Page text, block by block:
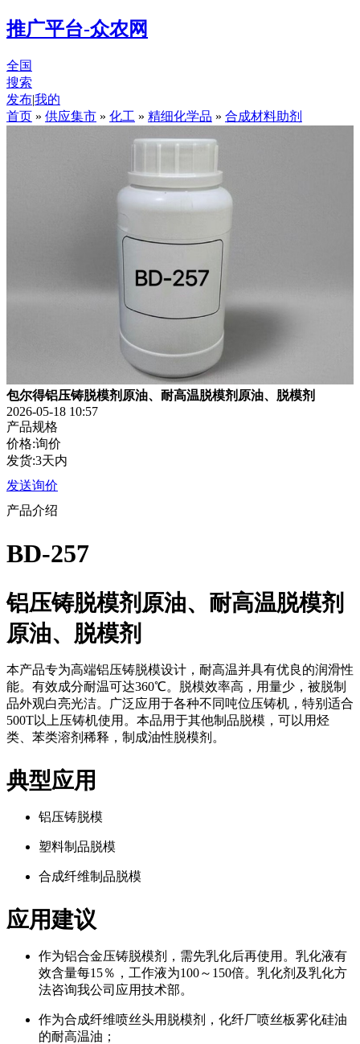
推广平台-众农网
全国
搜索
发布|我的
首页 » 供应集市 » 化工 » 精细化学品 » 合成材料助剂
包尔得铝压铸脱模剂原油、耐高温脱模剂原油、脱模剂
2026-05-18 10:57
产品规格
价格:询价
发货:3天内
发送询价
产品介绍
BD-257
铝压铸脱模剂原油、耐高温脱模剂
原油、脱模剂
本产品专为高端铝压铸脱模设计，耐高温并具有优良的润滑性
能。有效成分耐温可达360℃。脱模效率高，用量少，被脱制
品外观白亮光洁。广泛应用于各种不同吨位压铸机，特别适合
500T以上压铸机使用。本品用于其他制品脱模，可以用烃
类、苯类溶剂稀释，制成油性脱模剂。
典型应用
铝压铸脱模
塑料制品脱模
合成纤维制品脱模
应用建议
作为铝合金压铸脱模剂，需先乳化后再使用。乳化液有
效含量每15％，工作液为100～150倍。乳化剂及乳化方
法咨询我公司应用技术部。
作为合成纤维喷丝头用脱模剂，化纤厂喷丝板雾化硅油
的耐高温油；